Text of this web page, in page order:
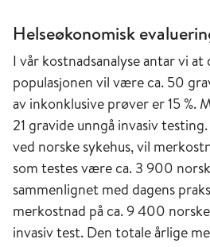
Helseøkonomisk
I vår kostnadsanalyse antar vi
populasjonen vil være ca. 50
av inkonklusive prøver er 15 %.
21 gravide unngå invasiv
ved norske sykehus, vil
som testes være ca. 3 900
sammenlignet med dagens
merkostnad på ca. 9 400
invasiv test. Den totale årlige